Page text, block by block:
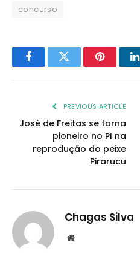
concurso
FacebookTwitter Pinterest
PREVIOUS ARTICLE
José de Freitas se torna
pioneiro no PI na
reprodução do peixe
Pirarucu
Chagas Silva
Website